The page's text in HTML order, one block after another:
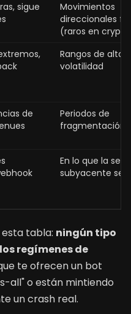
sigue
Movimientos
direccionales
(raros en
Rangos de alta
volatilidad
de
Periodos de
fragmentación
En lo que la
subyacente
esta tabla: ningún tipo
regímenes de
te ofrecen un bot
all" o están mintiendo
un crash real.